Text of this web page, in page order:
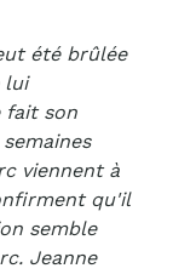
été brûlée
lui
fait son
viennent à
qu'il
semble
Jeanne